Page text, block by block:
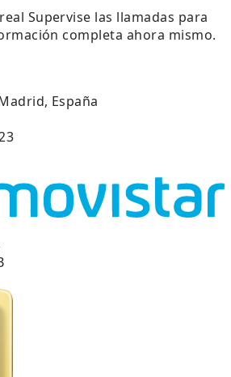
Supervise las llamadas para
completa ahora mismo.
España